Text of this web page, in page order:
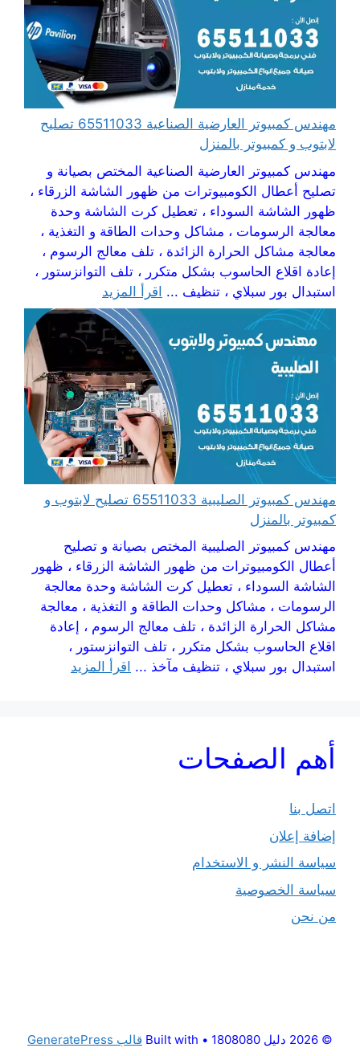
مهندس كمبيوتر العارضية الصناعية 65511033 تصليح
لابتوب و كمبيوتر بالمنزل
مهندس كمبيوتر العارضية الصناعية المختص بصيانة و
تصليح أعطال الكومبيوترات من ظهور الشاشة الزرقاء ،
ظهور الشاشة السوداء ، تعطيل كرت الشاشة وحدة
معالجة الرسومات ، مشاكل وحدات الطاقة و التغذية ،
معالجة مشاكل الحرارة الزائدة ، تلف معالج الرسوم ،
إعادة اقلاع الحاسوب بشكل متكرر ، تلف التوانزستور ،
استبدال بور سبلاي ، تنظيف ... اقرأ المزيد
مهندس كمبيوتر الصليبية 65511033 تصليح لابتوب و
كمبيوتر بالمنزل
مهندس كمبيوتر الصليبية المختص بصيانة و تصليح
أعطال الكومبيوترات من ظهور الشاشة الزرقاء ، ظهور
الشاشة السوداء ، تعطيل كرت الشاشة وحدة معالجة
الرسومات ، مشاكل وحدات الطاقة و التغذية ، معالجة
مشاكل الحرارة الزائدة ، تلف معالج الرسوم ، إعادة
اقلاع الحاسوب بشكل متكرر ، تلف التوانزستور ،
استبدال بور سبلاي ، تنظيف مآخذ ... اقرأ المزيد
أهم الصفحات
اتصل بنا
إضافة إعلان
سياسة النشر و الاستخدام
سياسة الخصوصية
من نحن
© 2026 دليل 1808080 • Built with قالب GeneratePress